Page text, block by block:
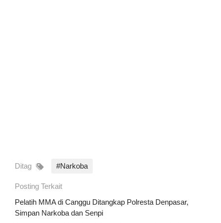
Ditag #Narkoba
Posting Terkait
Pelatih MMA di Canggu Ditangkap Polresta Denpasar,
Simpan Narkoba dan Senpi